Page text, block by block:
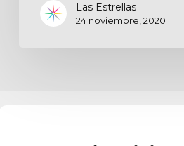
Las Estrellas
24 noviembre, 2020